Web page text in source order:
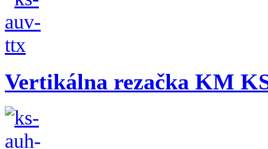
Vertikálna rezačka KM